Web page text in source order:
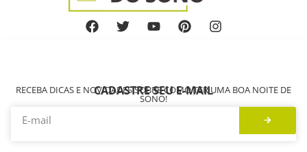
CADASTRE SEU E-MAIL
RECEBA DICAS E NOVIDADES SOBRE COMO TER UMA BOA NOITE DE
SONO!